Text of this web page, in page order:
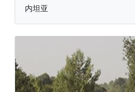
内坦亚